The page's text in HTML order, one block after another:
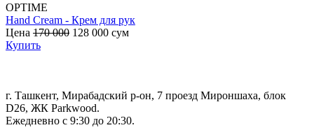
OPTIME
Hand Cream - Крем для рук
Цена 170 000 128 000 сум
Купить
г. Ташкент, Мирабадский р-он, 7 проезд Мироншаха, блок
D26, ЖК Раrkwood.
Ежедневно с 9:30 до 20:30.